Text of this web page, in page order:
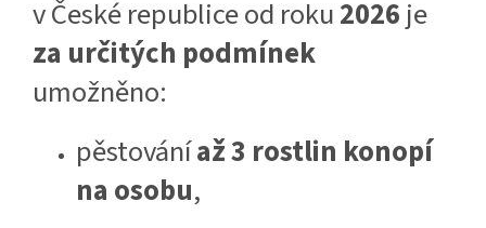
v České republice od roku2026je
za určitých podmínek
umožněno:
pěstováníaž 3 rostlin konopí
na osobu,